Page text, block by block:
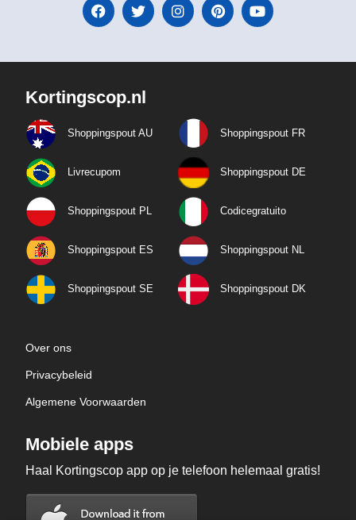
Kortingscop.nl
Shoppingspout AU Shoppingspout FR
Livrecupom Shoppingspout DE
Shoppingspout PL Codicegratuito
Shoppingspout ES Shoppingspout NL
Shoppingspout SE Shoppingspout DK
Over ons
Privacybeleid
Algemene Voorwaarden
Mobiele apps
Haal Kortingscop app op je telefoon helemaal gratis!